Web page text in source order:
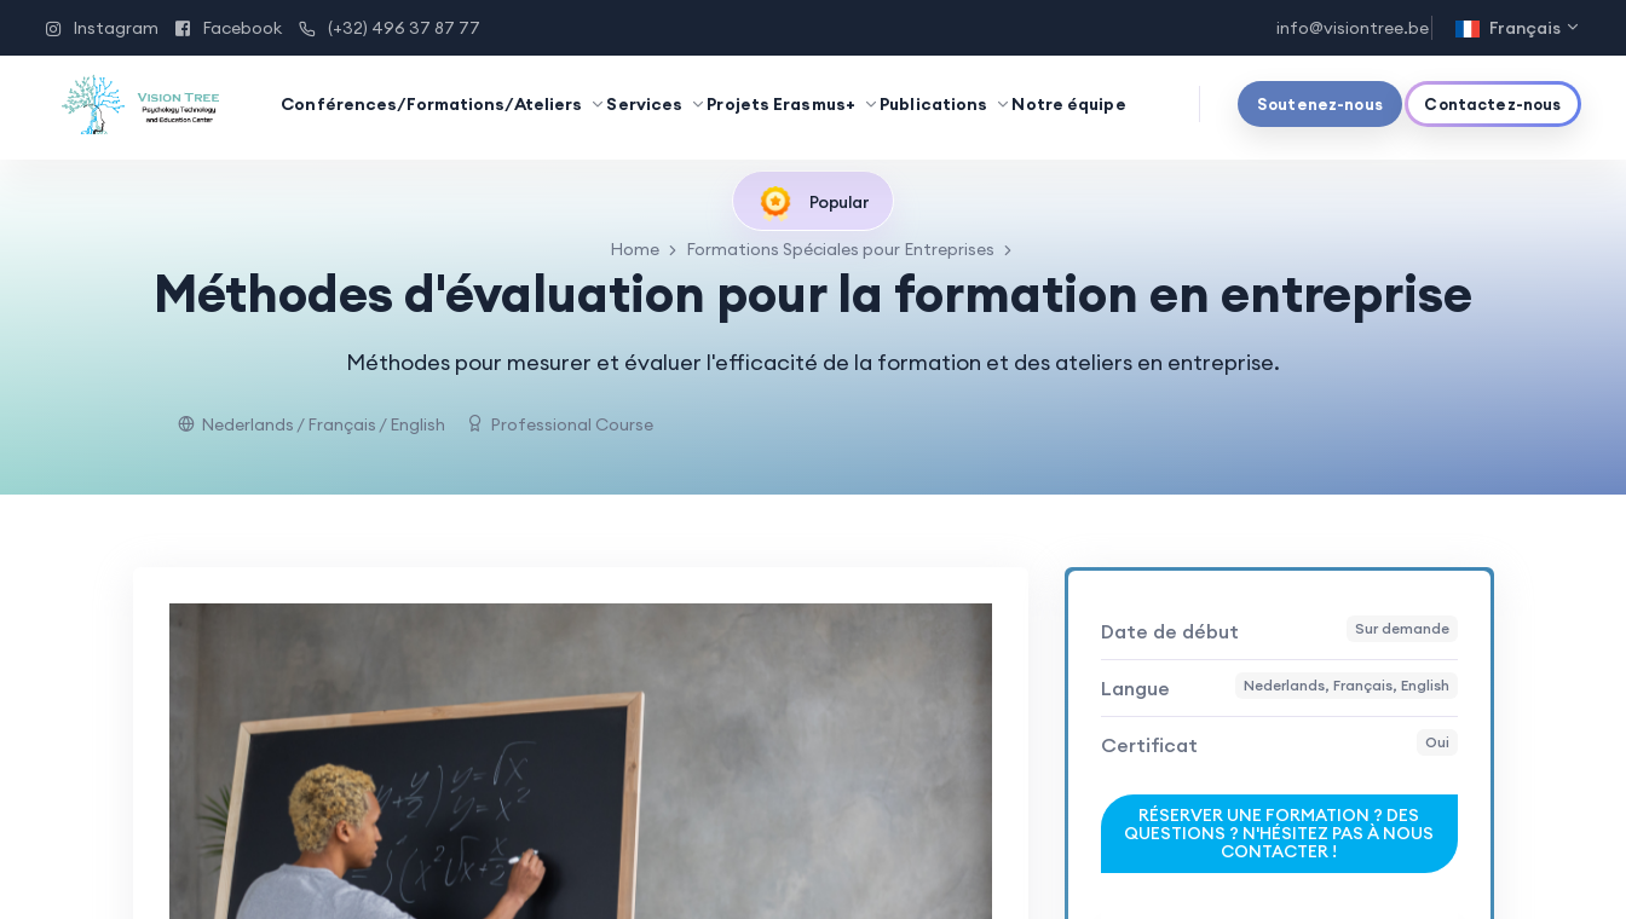
Instagram Facebook (+32) 496 37 87 77 info@visiontree.be Français
Conférences/Formations/Ateliers Services Projets Erasmus+ Publications Notre équipe Soutenez-nous Contactez-nous
Popular
Home Formations Spéciales pour Entreprises
Méthodes d'évaluation pour la formation en entreprise
Méthodes pour mesurer et évaluer l'efficacité de la formation et des ateliers en entreprise.
Nederlands / Français / English Professional Course
Date de début Sur demande
Langue Nederlands, Français, English
Certificat Oui
RÉSERVER UNE FORMATION ? DES
QUESTIONS ? N'HÉSITEZ PAS À NOUS
CONTACTER !